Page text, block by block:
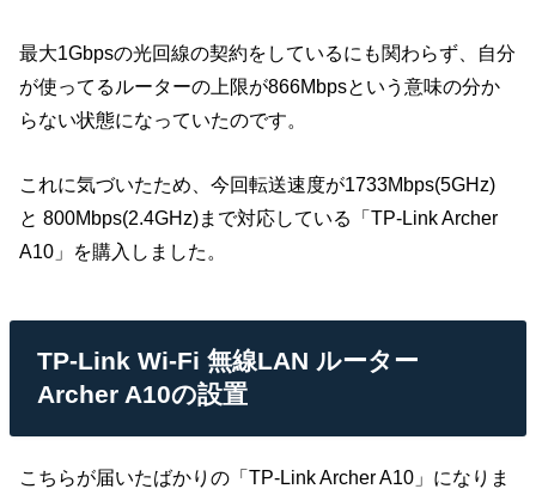
最大1Gbpsの光回線の契約をしているにも関わらず、自分
が使ってるルーターの上限が866Mbpsという意味の分か
らない状態になっていたのです。
これに気づいたため、今回転送速度が1733Mbps(5GHz)
と 800Mbps(2.4GHz)まで対応している「TP-Link Archer
A10」を購入しました。
TP-Link Wi-Fi 無線LAN ルーター
Archer A10の設置
こちらが届いたばかりの「TP-Link Archer A10」になりま